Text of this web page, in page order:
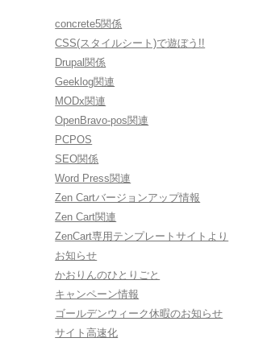
concrete5関係
CSS(スタイルシート)で遊ぼう!!
Drupal関係
Geeklog関連
MODx関連
OpenBravo-pos関連
PCPOS
SEO関係
Word Press関連
Zen Cartバージョンアップ情報
Zen Cart関連
ZenCart専用テンプレートサイトより
お知らせ
かおりんのひとりごと
キャンペーン情報
ゴールデンウィーク休暇のお知らせ
サイト高速化